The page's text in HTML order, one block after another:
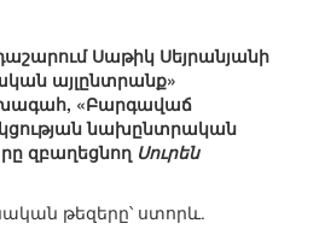
Սաթիկ Սեյրանյանի
այլընտրանք»
«Բարգավաճ
նախընտրական
զբաղեցնող Սուրեն
թեզերը՝ ստորև.